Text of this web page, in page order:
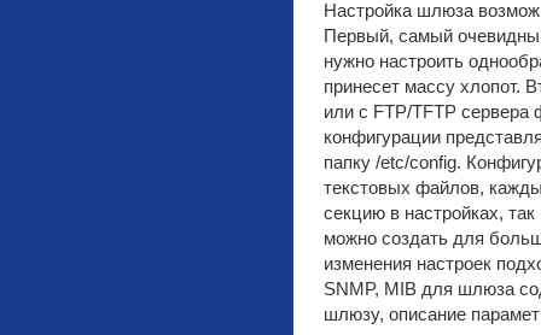
Настройка шлюза
Первый, самый
нужно настроить
принесет массу хлопот.
или с FTP/TFTP
конфигурации
папку /etc/config.
текстовых файлов,
секцию в настройках,
можно создать для
изменения настроек
SNMP, MIB для шлюза
шлюзу, описание